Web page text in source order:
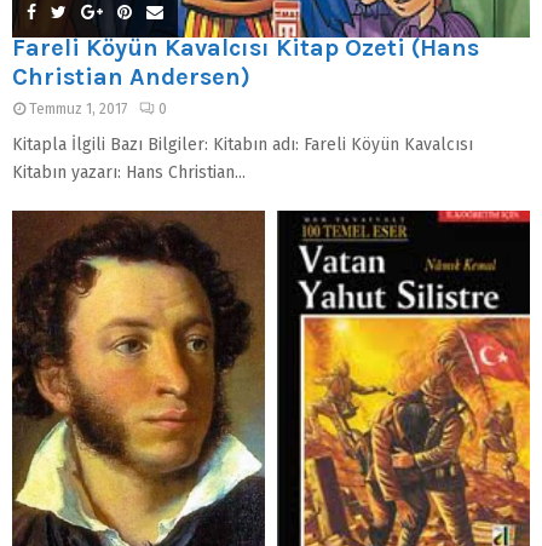
Fareli Köyün Kavalcısı Kitap Özeti (Hans
Christian Andersen)
Temmuz 1, 2017 0
Kitapla İlgili Bazı Bilgiler: Kitabın adı: Fareli Köyün Kavalcısı
Kitabın yazarı: Hans Christian...